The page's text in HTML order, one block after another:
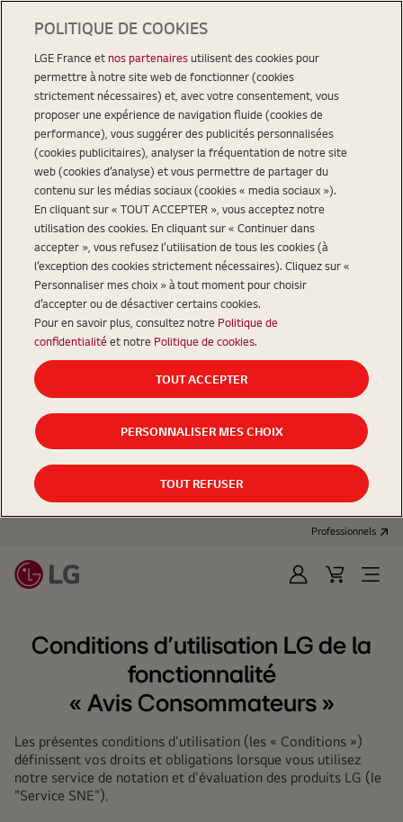
Professionnels
Se
PanierOpen
Conditions d'utilisation LG de la
fonctionnalité
« Avis Consommateurs »
Les présentes conditions d'utilisation (les « Conditions »)
définissent vos droits et obligations lorsque vous utilisez
notre service de notation et d'évaluation des produits LG (le
"Service SNE").
POLITIQUE DE COOKIES
LGE France etnos partenairesutilisent des cookies pour
permettre à notre site web de fonctionner (cookies
strictement nécessaires) et, avec votre consentement, vous
proposer une expérience de navigation fluide (cookies de
performance), vous suggérer des publicités personnalisées
(cookies publicitaires), analyser la fréquentation de notre site
web (cookies d’analyse) et vous permettre de partager du
contenu sur les médias sociaux (cookies « media sociaux »).
En cliquant sur « TOUT ACCEPTER », vous acceptez notre
utilisation des cookies. En cliquant sur « Continuer dans
accepter », vous refusez l’utilisation de tous les cookies (à
l’exception des cookies strictement nécessaires). Cliquez sur «
Personnaliser mes choix » à tout moment pour choisir
d’accepter ou de désactiver certains cookies.
Pour en savoir plus, consultez notre Politique de
confidentialité et notre Politique de cookies.
TOUT ACCEPTER
PERSONNALISER MES CHOIX
TOUT REFUSER